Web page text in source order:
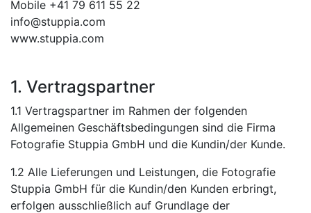
Mobile +41 79 611 55 22
info@stuppia.com
www.stuppia.com
1. Vertragspartner
1.1 Vertragspartner im Rahmen der folgenden
Allgemeinen Geschäftsbedingungen sind die Firma
Fotografie Stuppia GmbH und die Kundin/der Kunde.
1.2 Alle Lieferungen und Leistungen, die Fotografie
Stuppia GmbH für die Kundin/den Kunden erbringt,
erfolgen ausschließlich auf Grundlage der